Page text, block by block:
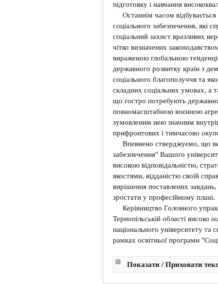
підготовку і навчання
Останнім часом
соціального забезпечення, які
соціальний захист вразливих
чітко визначених
вираженою глобальною
державного розвитку країн з
соціального благополуччя та
складних соціальних умовах, а
що гостро потребують
повномасштабною воєнною
зумовленим нею значним
прифронтових і тимчасово
Впевнено стверджуємо, що
забезпечення" Вашого
високою відповідальністю,
якостями, відданістю своїй
вирішення поставлених
зростати у професійному плані.
Керівництво Головного
Тернопільській області високо
національного університету та
рамках освітньої програми
Показати / Приховати